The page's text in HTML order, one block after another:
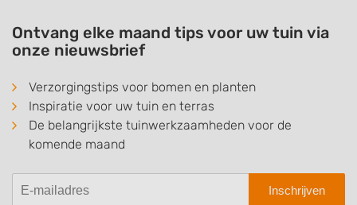
Ontvang elke maand tips voor uw tuin via
onze nieuwsbrief
Verzorgingstips voor bomen en planten
Inspiratie voor uw tuin en terras
De belangrijkste tuinwerkzaamheden voor de
komende maand
Inschrijven